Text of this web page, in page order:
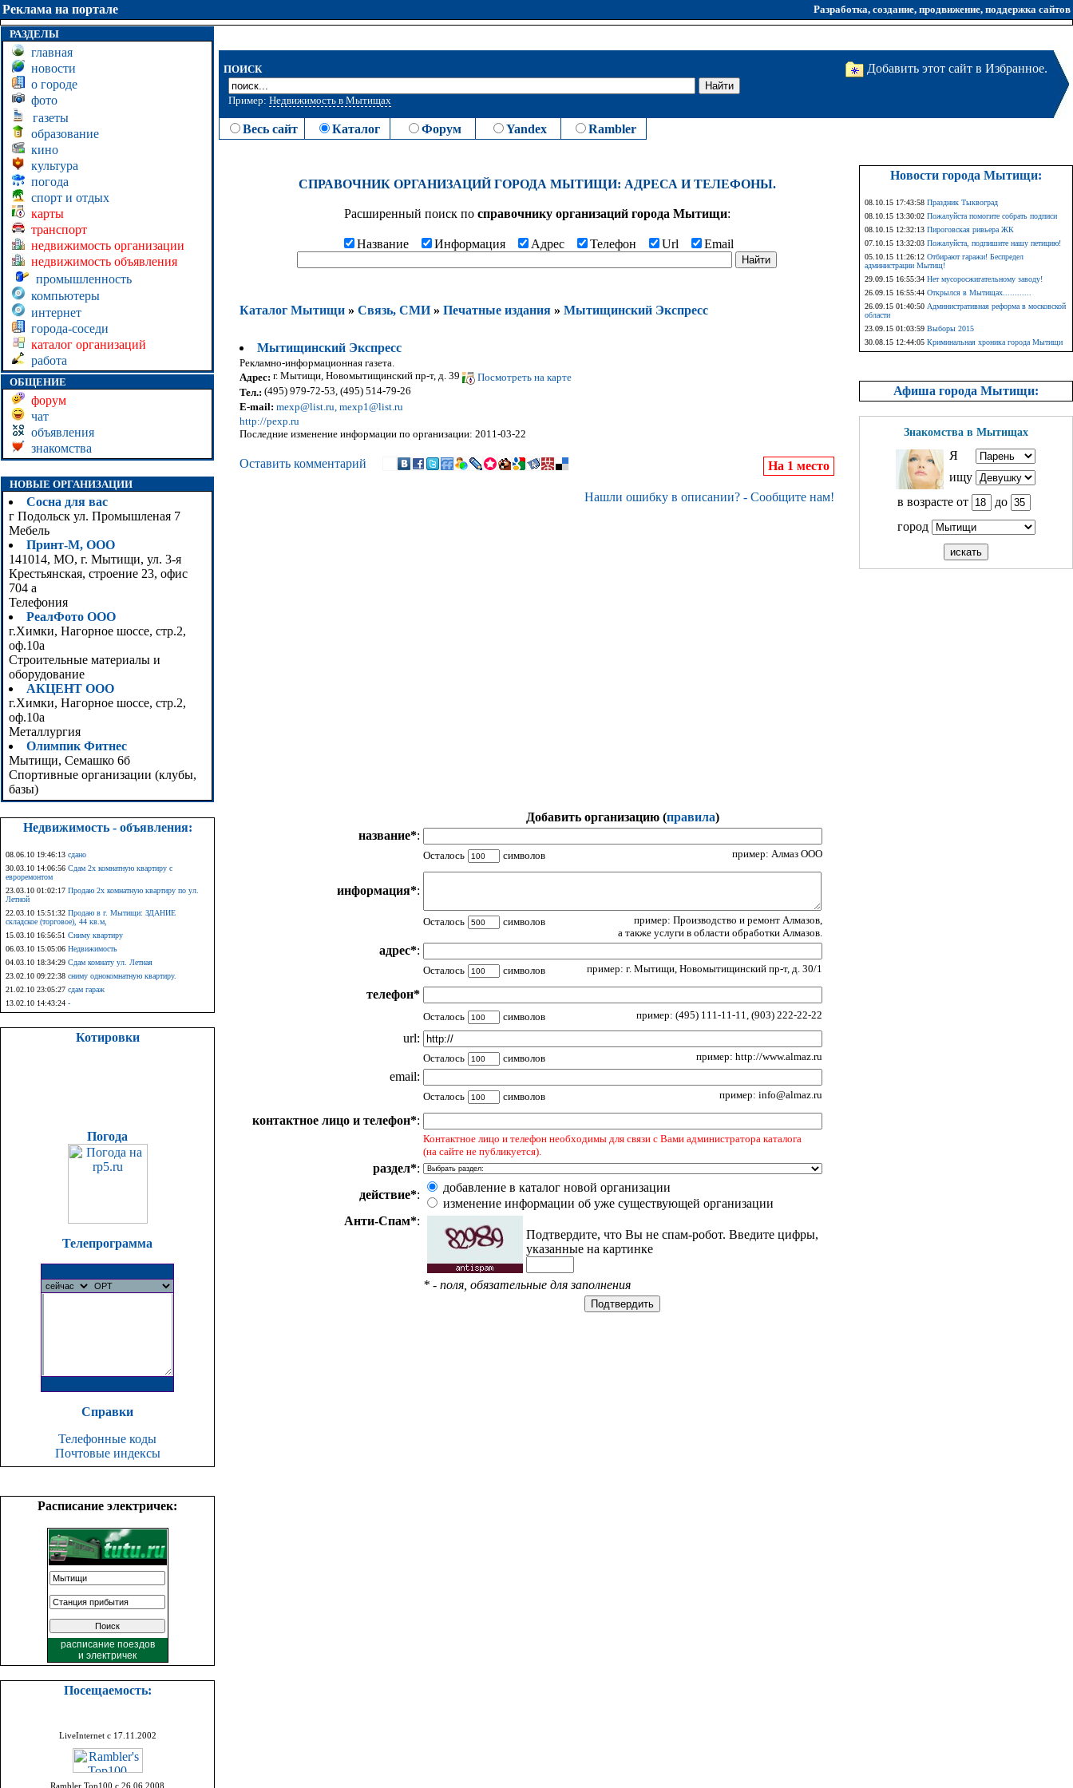
Реклама на портале Разработка, создание, продвижение, поддержка сайтов
РАЗДЕЛЫ
главная
новости
о городе
фото
газеты
образование
кино
культура
погода
спорт и отдых
карты
транспорт
недвижимость организации
недвижимость объявления
промышленность
компьютеры
интернет
города-соседи
каталог организаций
работа
ОБЩЕНИЕ
форум
чат
объявления
знакомства
НОВЫЕ ОРГАНИЗАЦИИ
Сосна для вас
г Подольск ул. Промышленая 7
Мебель
Принт-М, ООО
141014, МО, г. Мытищи, ул. 3-я
Крестьянская, строение 23, офис
704 а
Телефония
РеалФото ООО
г.Химки, Нагорное шоссе, стр.2,
оф.10а
Строительные материалы и
оборудование
АКЦЕНТ ООО
г.Химки, Нагорное шоссе, стр.2,
оф.10а
Металлургия
Олимпик Фитнес
Мытищи, Семашко 6б
Спортивные организации (клубы,
базы)
Недвижимость - объявления:
08.06.10 19:46:13 сдано
30.03.10 14:06:56 Сдам 2х комнатную квартиру с
евроремонтом
23.03.10 01:02:17 Продаю 2х комнатную квартиру по ул.
Летной
22.03.10 15:51:32 Продаю в г. Мытищи: ЗДАНИЕ
складское (торговое), 44 кв.м,
15.03.10 16:56:51 Сниму квартиру
06.03.10 15:05:06 Недвижимость
04.03.10 18:34:29 Сдам комнату ул. Летная
23.02.10 09:22:38 сниму однокомнатную квартиру.
21.02.10 23:05:27 сдам гараж
13.02.10 14:43:24 -
Котировки
Погода
Телепрограмма
Справки
Телефонные коды
Почтовые индексы
Расписание электричек:
расписание поездов
и электричек
Посещаемость:
LiveInternet с 17.11.2002
Rambler Top100 с 26.06.2008
ПОИСК Добавить этот сайт в Избранное.
Пример: Недвижимость в Мытищах
Весь сайт Каталог Форум Yandex Rambler
СПРАВОЧНИК ОРГАНИЗАЦИЙ ГОРОДА МЫТИЩИ: АДРЕСА И ТЕЛЕФОНЫ.
Расширенный поиск по cправочнику организаций города Мытищи:
Название Информация Адрес Телефон Url Email
Каталог Мытищи » Связь, СМИ» Печатные издания » Мытищинский Экспресс
Мытищинский Экспресс
Рекламно-информационная газета.
Адрес: г. Мытищи, Новомытищинский пр-т, д. 39
Посмотреть на карте
Тел.: (495) 979-72-53, (495) 514-79-26
E-mail: mexp@list.ru, mexp1@list.ru
http://pexp.ru
Последние изменение информации по организации: 2011-03-22
Оставить комментарий На 1 место
Нашли ошибку в описании? - Сообщите нам!
Добавить организацию (правила)
название*:
Осталось символов пример: Алмаз ООО
информация*:
Осталось символов
пример: Производство и ремонт Алмазов,
а также услуги в области обработки Алмазов.
адрес*:
Осталось символов пример: г. Мытищи, Новомытищинский пр-т, д. 30/1
телефон*
Осталось символов пример: (495) 111-11-11, (903) 222-22-22
url:
Осталось символов пример: http://www.almaz.ru
email:
Осталось символов пример: info@almaz.ru
контактное лицо и телефон*:
Контактное лицо и телефон необходимы для связи с Вами администратора каталога
(на сайте не публикуется).
раздел*:
действие*:
добавление в каталог новой организации
изменение информации об уже существующей организации
Анти-Спам*:
Подтвердите, что Вы не спам-робот. Введите цифры,
указанные на картинке
* - поля, обязательные для заполнения
Новости города Мытищи:
08.10.15 17:43:58 Праздник Тыквоград
08.10.15 13:30:02 Пожалуйста помогите собрать подписи
08.10.15 12:32:13 Пироговская ривьера ЖК
07.10.15 13:32:03 Пожалуйста, подпишите нашу петицию!
05.10.15 11:26:12 Отбирают гаражи! Беспредел
администрации Мытищ!
29.09.15 16:55:34 Нет мусоросжигательному заводу!
26.09.15 16:55:44 Открылся в Мытищах............
26.09.15 01:40:50 Административная реформа в московской
области
23.09.15 01:03:59 Выборы 2015
30.08.15 12:44:05 Криминальная хроника города Мытищи
Афиша города Мытищи:
Знакомства в Мытищах
Я
ищу
в возрасте от
до
город